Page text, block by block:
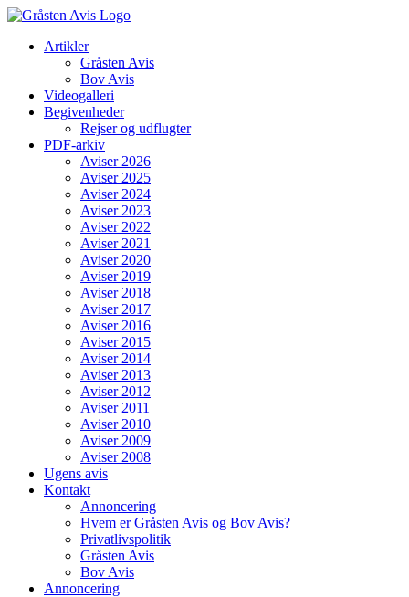
Skip
contentArtikler
Gråsten Avis
Bov Avis
Videogalleri
Begivenheder
Rejser og udflugter
PDF-arkiv
Aviser 2026
Aviser 2025
Aviser 2024
Aviser 2023
Aviser 2022
Aviser 2021
Aviser 2020
Aviser 2019
Aviser 2018
Aviser 2017
Aviser 2016
Aviser 2015
Aviser 2014
Aviser 2013
Aviser 2012
Aviser 2011
Aviser 2010
Aviser 2009
Aviser 2008
Ugens avis
Kontakt
Annoncering
Hvem er Gråsten Avis og Bov Avis?
Privatlivspolitik
Gråsten Avis
Bov Avis
Annoncering